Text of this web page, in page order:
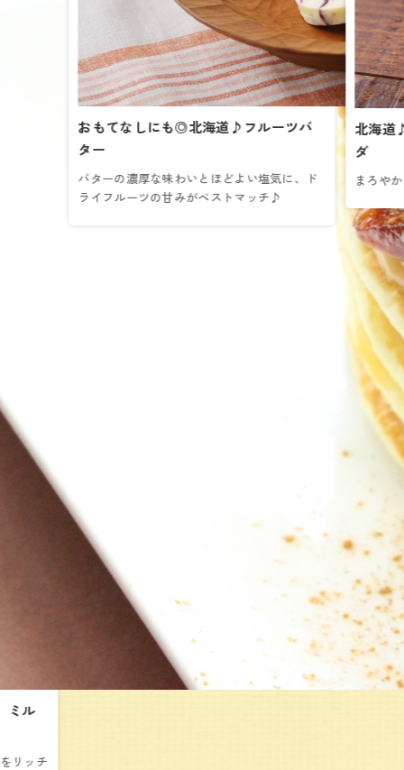
【公式ならではの真空梱包】
バターを保護する紙フィルムは傷つきやすくそのままでは
お届けすることができません。よつ葉乳業公式オンライン
ショップでは商品保護の観点から一つ一つプラスチックフ
ィルムにバターを入れ真空パックをしてお届けしますの
ミル
リッチ
おもてなしにも◎北海道♪フルーツバ
ター
バターの濃厚な味わいとほどよい塩気に、ド
ライフルーツの甘みがベストマッチ♪
北海道
ダ
まろや